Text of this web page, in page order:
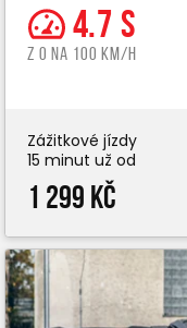
4.7 s
z 0 na 100 km/h
Zážitkové jízdy
15 minut už od
1 299 Kč